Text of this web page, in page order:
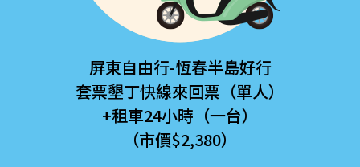
屏東自由行-恆春半島好行
套票墾丁快線來回票（單人）
+租車24小時（一台）
（市價$2,380）